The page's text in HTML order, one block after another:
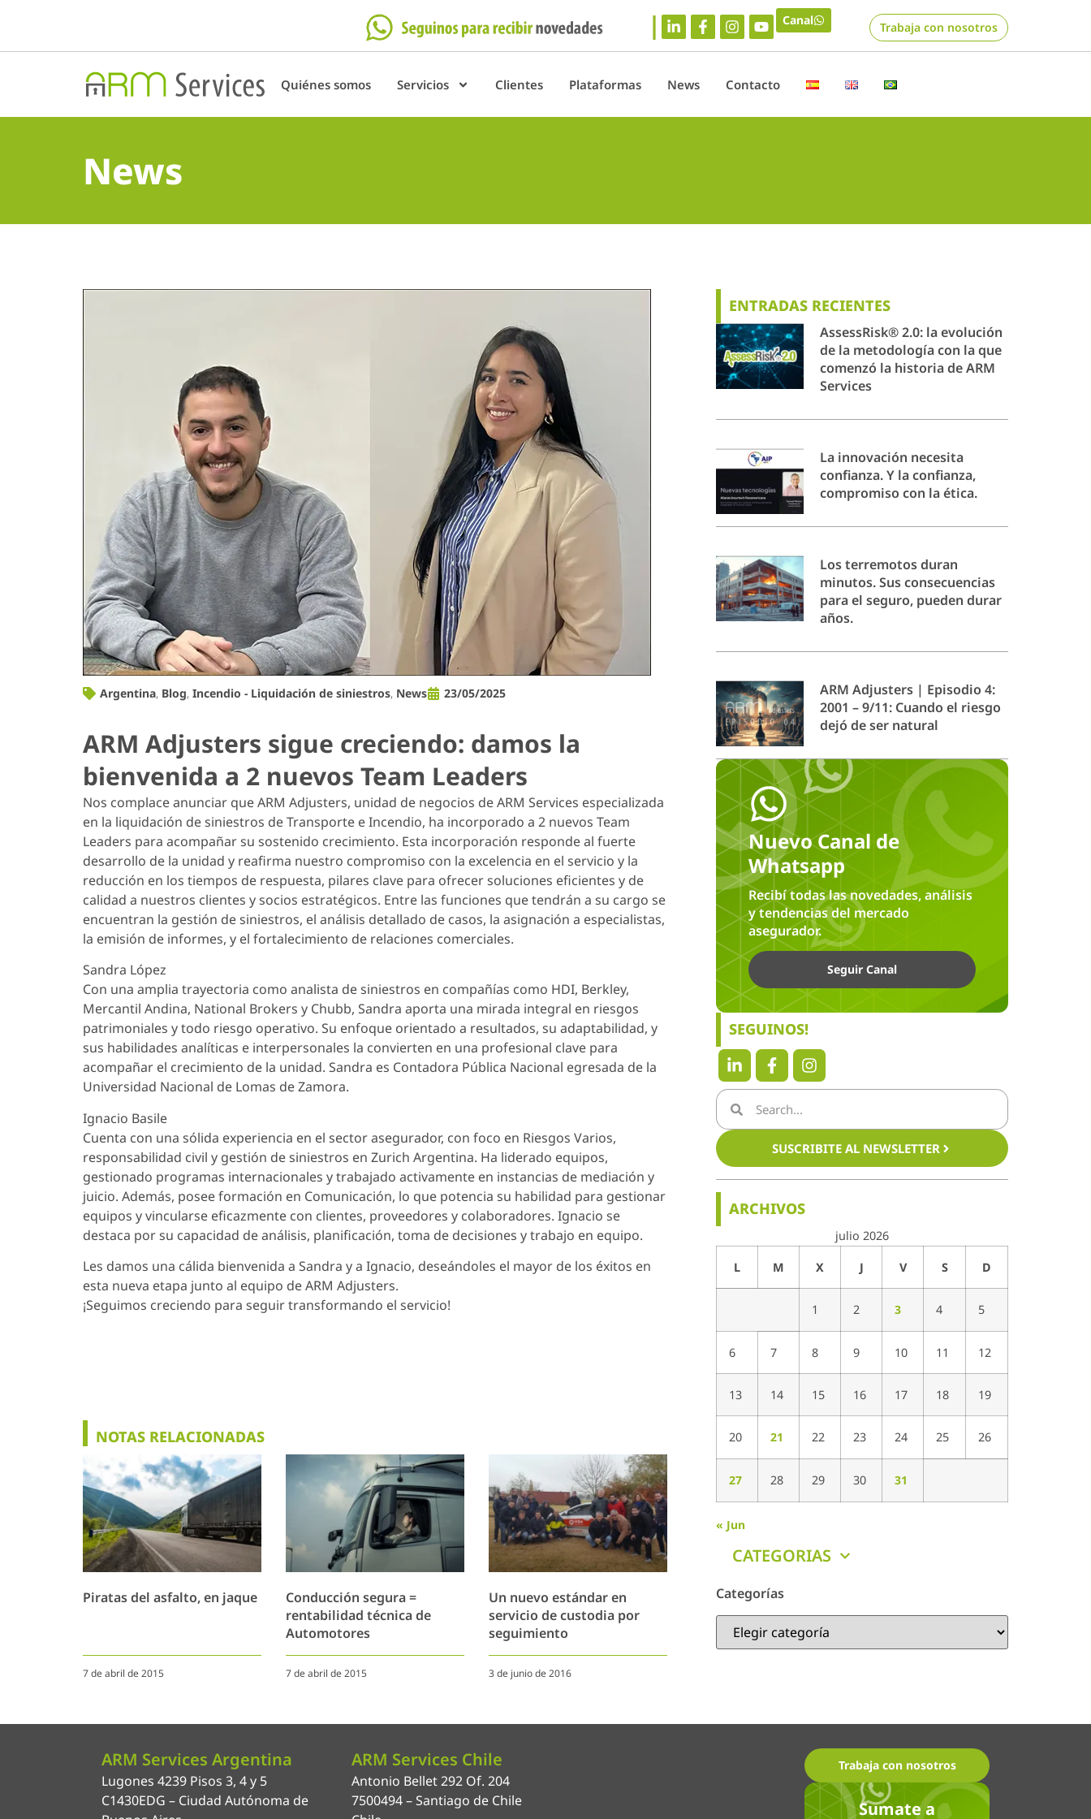
Canal Trabaja con nosotros
Quiénes somos Servicios Clientes Plataformas News Contacto
News
Argentina, Blog, Incendio - Liquidación de siniestros, News 23/05/2025
ARM Adjusters sigue creciendo: damos la
bienvenida a 2 nuevos Team Leaders
Nos complace anunciar que ARM Adjusters, unidad de negocios de ARM Services especializada
en la liquidación de siniestros de Transporte e Incendio, ha incorporado a 2 nuevos Team
Leaders para acompañar su sostenido crecimiento. Esta incorporación responde al fuerte
desarrollo de la unidad y reafirma nuestro compromiso con la excelencia en el servicio y la
reducción en los tiempos de respuesta, pilares clave para ofrecer soluciones eficientes y de
calidad a nuestros clientes y socios estratégicos. Entre las funciones que tendrán a su cargo se
encuentran la gestión de siniestros, el análisis detallado de casos, la asignación a especialistas,
la emisión de informes, y el fortalecimiento de relaciones comerciales.
Sandra López
Con una amplia trayectoria como analista de siniestros en compañías como HDI, Berkley,
Mercantil Andina, National Brokers y Chubb, Sandra aporta una mirada integral en riesgos
patrimoniales y todo riesgo operativo. Su enfoque orientado a resultados, su adaptabilidad, y
sus habilidades analíticas e interpersonales la convierten en una profesional clave para
acompañar el crecimiento de la unidad. Sandra es Contadora Pública Nacional egresada de la
Universidad Nacional de Lomas de Zamora.
Ignacio Basile
Cuenta con una sólida experiencia en el sector asegurador, con foco en Riesgos Varios,
responsabilidad civil y gestión de siniestros en Zurich Argentina. Ha liderado equipos,
gestionado programas internacionales y trabajado activamente en instancias de mediación y
juicio. Además, posee formación en Comunicación, lo que potencia su habilidad para gestionar
equipos y vincularse eficazmente con clientes, proveedores y colaboradores. Ignacio se
destaca por su capacidad de análisis, planificación, toma de decisiones y trabajo en equipo.
Les damos una cálida bienvenida a Sandra y a Ignacio, deseándoles el mayor de los éxitos en
esta nueva etapa junto al equipo de ARM Adjusters.
¡Seguimos creciendo para seguir transformando el servicio!
NOTAS RELACIONADAS
Piratas del asfalto, en jaque
7 de abril de 2015
Conducción segura =
rentabilidad técnica de
Automotores
7 de abril de 2015
Un nuevo estándar en
servicio de custodia por
seguimiento
3 de junio de 2016
ENTRADAS RECIENTES
AssessRisk® 2.0: la evolución
de la metodología con la que
comenzó la historia de ARM
Services
La innovación necesita
confianza. Y la confianza,
compromiso con la ética.
Los terremotos duran
minutos. Sus consecuencias
para el seguro, pueden durar
años.
ARM Adjusters | Episodio 4:
2001 – 9/11: Cuando el riesgo
dejó de ser natural
Nuevo Canal de
Whatsapp
Recibí todas las novedades, análisis
y tendencias del mercado
asegurador.
Seguir Canal
SEGUINOS!
SUSCRIBITE AL NEWSLETTER
ARCHIVOS
julio 2026
L M X J V S D
1 2 3 4 5
6 7 8 9 10 11 12
13 14 15 16 17 18 19
20 21 22 23 24 25 26
27 28 29 30 31
« Jun
CATEGORIAS
Categorías
ARM Services Argentina
Lugones 4239 Pisos 3, 4 y 5
C1430EDG – Ciudad Autónoma de
ARM Services Chile
Antonio Bellet 292 Of. 204
7500494 – Santiago de Chile
Trabaja con nosotros
Sumate a